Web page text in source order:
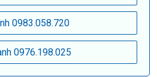
0983.058.720
0976.198.025